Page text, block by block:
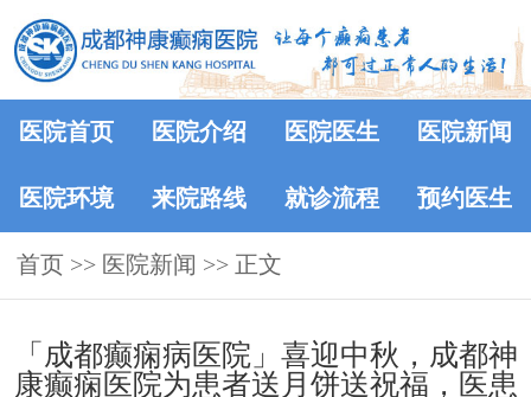
医院首页 医院介绍 医院医生 医院新闻
医院环境 来院路线 就诊流程 预约医生
首页 >> 医院新闻 >> 正文
「成都癫痫病医院」喜迎中秋，成都神
康癫痫医院为患者送月饼送祝福，医患